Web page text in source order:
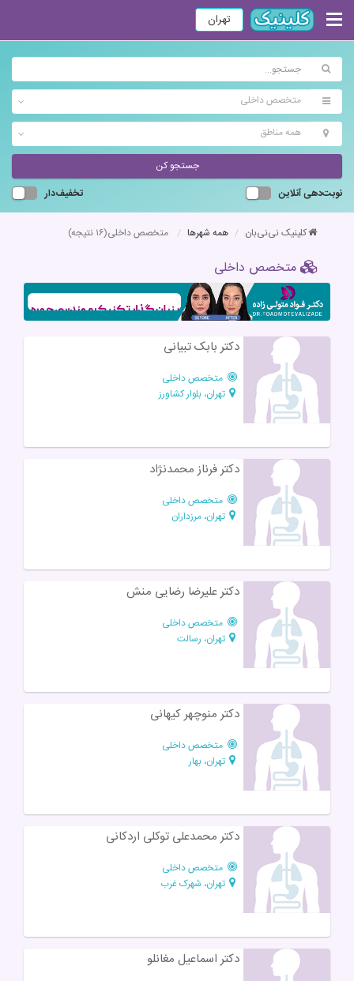
تهران
متخصص داخلی
همه مناطق
جستجو کن
نوبت‌دهی آنلاین
تخفیف‌دار
کلینیک نی‌نی‌بان همه شهرها متخصص داخلی(۱۶ نتیجه)
متخصص داخلی
دکتر بابک تبیانی
متخصص داخلی
تهران، بلوار کشاورز
دکتر فرناز محمدنژاد
متخصص داخلی
تهران، مرزداران
دکتر علیرضا رضایی منش
متخصص داخلی
تهران، رسالت
دکتر منوچهر کیهانی
متخصص داخلی
تهران، بهار
دکتر محمدعلی توکلی اردکانی
متخصص داخلی
تهران، شهرک غرب
دکتر اسماعیل مغانلو